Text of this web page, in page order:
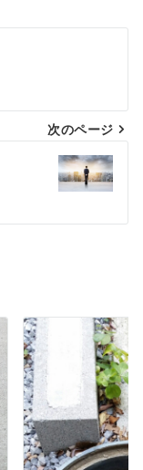
次のページ